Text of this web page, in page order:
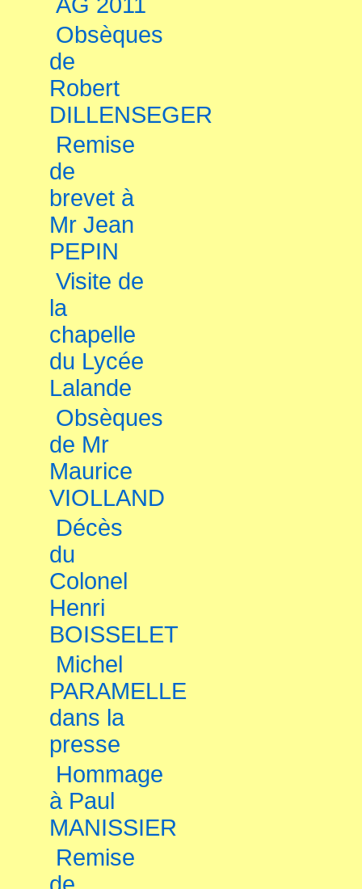
Obsèques
de
Robert
DILLENSEGER
Remise
de
brevet à
Mr Jean
PEPIN
Visite de
la
chapelle
du Lycée
Lalande
Obsèques
de Mr
Maurice
VIOLLAND
Décès
du
Colonel
Henri
BOISSELET
Michel
PARAMELLE
dans la
presse
Hommage
à Paul
MANISSIER
Remise